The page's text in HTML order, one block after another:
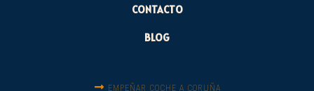
CONTACTO
BLOG
EMPEÑAR COCHE A CORUÑA